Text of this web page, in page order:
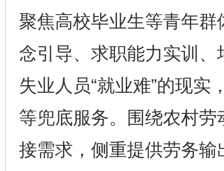
聚焦高校毕业生等青年
念引导、求职能力实训
失业人员“就业难”的现
等兜底服务。围绕农村
接需求，侧重提供劳务输